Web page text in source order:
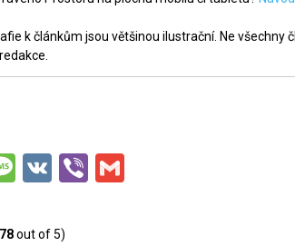
k článkům jsou většinou ilustrační. Ne všechny
Message
VKViberGmail
out of 5)